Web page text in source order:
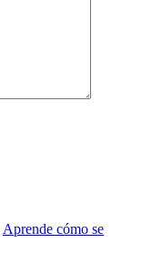
Aprende cómo se